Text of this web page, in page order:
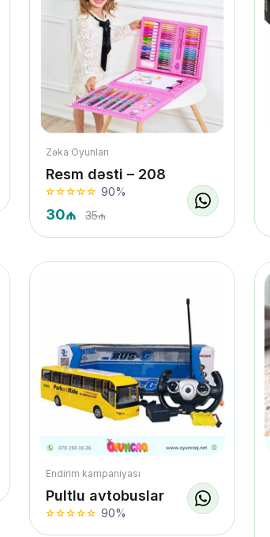
Zəka Oyunları
Resm dəsti – 208
90%
30₼ 35₼
Endirim kampaniyası
Pultlu avtobuslar
90%